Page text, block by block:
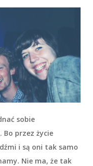
sobie
Bo przez życie
i są oni tak samo
Nie ma, że tak